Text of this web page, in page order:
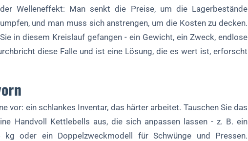
Welleneffekt: Man senkt die Preise, um die Lagerbestände
und man muss sich anstrengen, um die Kosten zu decken.
in diesem Kreislauf gefangen - ein Gewicht, ein Zweck, endlose
diese Falle und ist eine Lösung, die es wert ist, erforscht
vor: ein schlankes Inventar, das härter arbeitet. Tauschen Sie das
Handvoll Kettlebells aus, die sich anpassen lassen - z. B. ein
oder ein Doppelzweckmodell für Schwünge und Pressen.